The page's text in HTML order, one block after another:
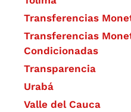
Transferencias
Transferencias
Condicionadas
Transparencia
Urabá
Valle del Cauca